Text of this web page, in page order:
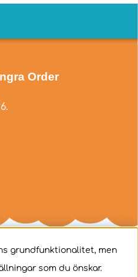
Order
grundfunktionalitet, men
som du önskar.